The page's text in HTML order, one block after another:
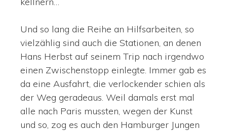
Und so lang die Reihe an Hilfsarbeiten, so
vielzählig sind auch die Stationen, an denen
Hans Herbst auf seinem Trip nach irgendwo
einen Zwischenstopp einlegte. Immer gab es
da eine Ausfahrt, die verlockender schien als
der Weg geradeaus. Weil damals erst mal
alle nach Paris mussten, wegen der Kunst
und so, zog es auch den Hamburger Jungen